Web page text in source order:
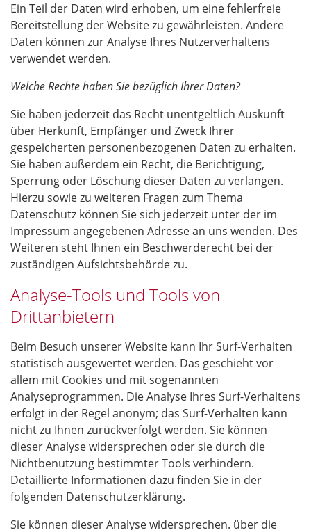
Ein Teil der Daten wird erhoben, um eine fehlerfreie
Bereitstellung der Website zu gewährleisten. Andere
Daten können zur Analyse Ihres Nutzerverhaltens
verwendet werden.
Welche Rechte haben Sie bezüglich Ihrer Daten?
Sie haben jederzeit das Recht unentgeltlich Auskunft
über Herkunft, Empfänger und Zweck Ihrer
gespeicherten personenbezogenen Daten zu erhalten.
Sie haben außerdem ein Recht, die Berichtigung,
Sperrung oder Löschung dieser Daten zu verlangen.
Hierzu sowie zu weiteren Fragen zum Thema
Datenschutz können Sie sich jederzeit unter der im
Impressum angegebenen Adresse an uns wenden. Des
Weiteren steht Ihnen ein Beschwerderecht bei der
zuständigen Aufsichtsbehörde zu.
Analyse-Tools und Tools von
Drittanbietern
Beim Besuch unserer Website kann Ihr Surf-Verhalten
statistisch ausgewertet werden. Das geschieht vor
allem mit Cookies und mit sogenannten
Analyseprogrammen. Die Analyse Ihres Surf-Verhaltens
erfolgt in der Regel anonym; das Surf-Verhalten kann
nicht zu Ihnen zurückverfolgt werden. Sie können
dieser Analyse widersprechen oder sie durch die
Nichtbenutzung bestimmter Tools verhindern.
Detaillierte Informationen dazu finden Sie in der
folgenden Datenschutzerklärung.
Sie können dieser Analyse widersprechen. über die